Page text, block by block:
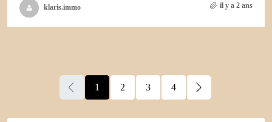
klaris.immo il y a 2 ans
1 2 3 4